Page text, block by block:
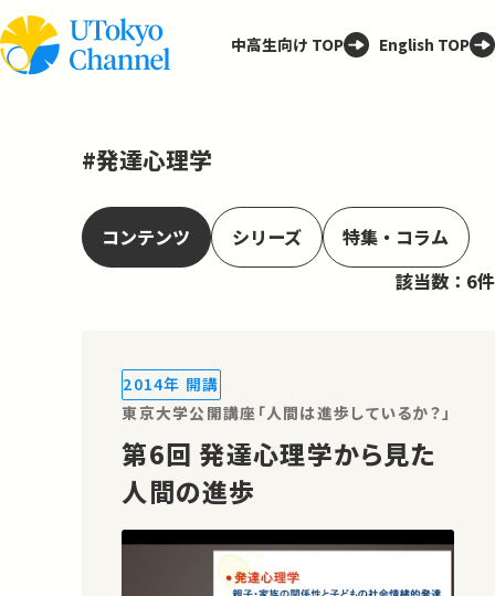
中高生向け TOP English TOP
#発達心理学
コンテンツ シリーズ
特集・コラム
該当数：6件
2014年 開講
東京大学公開講座「人間は進歩しているか？」
第6回 発達心理学から見た
人間の進歩